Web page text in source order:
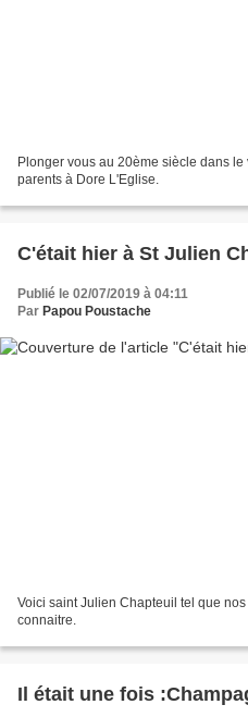
Plonger vous au 20ème siècle dans
parents à Dore L'Eglise.
C'était hier à St Julien
Publié le 02/07/2019 à 04:11
Par Papou Poustache
Voici saint Julien Chapteuil tel que
connaitre.
Il était une fois